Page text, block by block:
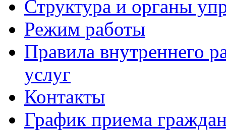
Структура и органы
Режим работы
Правила внутреннего
услуг
Контакты
График приема